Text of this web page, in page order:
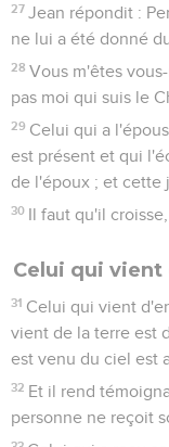
27 Jean répondit :
ne lui a été donné
28 Vous m'êtes
pas moi qui suis le
29 Celui qui a
est présent et qui
de l'époux ; et cette
30 Il faut qu'il
Celui qui vient
31 Celui qui vient
vient de la terre est
est venu du ciel est
32 Et il rend
personne ne reçoit